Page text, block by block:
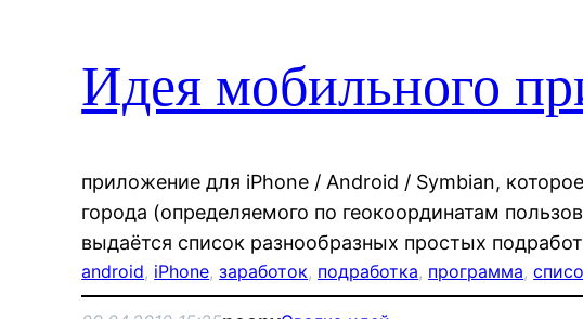
Идея мобильного
приложение для iPhone / Android / Symbian,
города (определяемого по геокоординатам
выдаётся список разнообразных простых
android, iPhone, заработок, подработка, программа,